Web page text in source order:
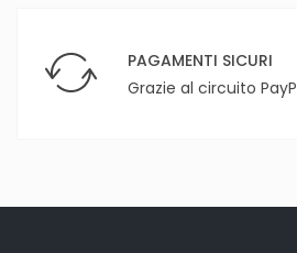
PAGAMENTI SICURI
Grazie al circuito